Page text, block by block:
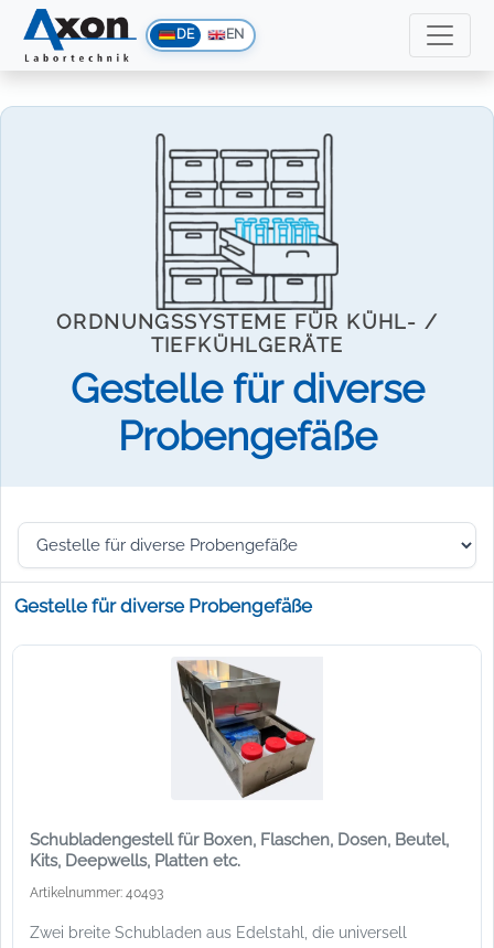
DE EN
ORDNUNGSSYSTEME FÜR KÜHL- /
TIEFKÜHLGERÄTE
Gestelle für diverse
Probengefäße
Gestelle für diverse Probengefäße
Schubladengestell für Boxen, Flaschen, Dosen, Beutel,
Kits, Deepwells, Platten etc.
Artikelnummer: 40493
Zwei breite Schubladen aus Edelstahl, die universell